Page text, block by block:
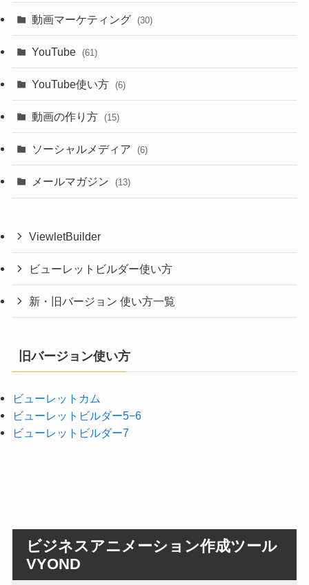
動画マーケティング (30)
YouTube (61)
YouTube使い方 (6)
動画の作り方 (15)
ソーシャルメディア (6)
メールマガジン (13)
ViewletBuilder
ビューレットビルダー使い方
新・旧バージョン 使い方一覧
旧バージョン使い方
ビューレットカム
ビューレットビルダー5−6
ビューレットビルダー7
ビジネスアニメーション作成ツール
VYOND